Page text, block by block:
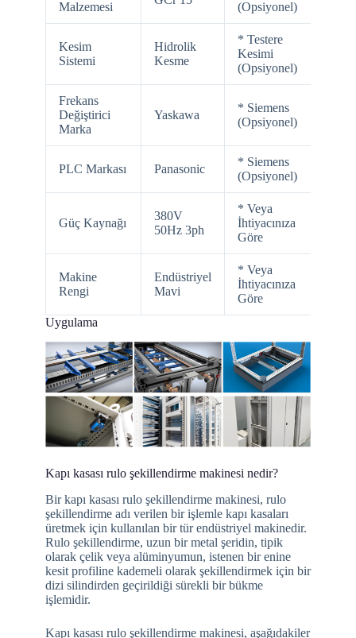
Malzemesi (Opsiyonel)
Kesim
Sistemi
Hidrolik
Kesme
* Testere
Kesimi
(Opsiyonel)
Frekans
Değiştirici
Marka
Yaskawa
* Siemens
(Opsiyonel)
PLC Markası Panasonic
* Siemens
(Opsiyonel)
Güç Kaynağı
380V
50Hz 3ph
* Veya
İhtiyacınıza
Göre
Makine
Rengi
Endüstriyel
Mavi
* Veya
İhtiyacınıza
Göre
Uygulama
Kapı kasası rulo şekillendirme makinesi nedir?
Bir kapı kasası rulo şekillendirme makinesi, rulo
şekillendirme adı verilen bir işlemle kapı kasaları
üretmek için kullanılan bir tür endüstriyel makinedir.
Rulo şekillendirme, uzun bir metal şeridin, tipik
olarak çelik veya alüminyumun, istenen bir enine
kesit profiline kademeli olarak şekillendirmek için bir
dizi silindirden geçirildiği sürekli bir bükme
işlemidir.
Kapı kasası rulo şekillendirme makinesi, aşağıdakiler